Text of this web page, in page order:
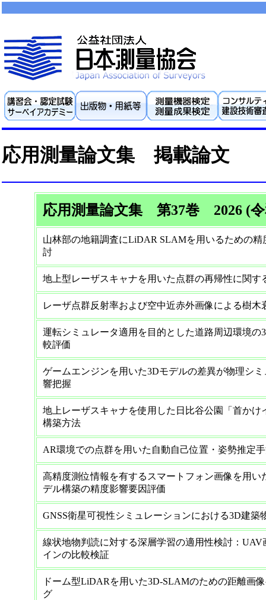
応用測量論文集 掲載論文
応用測量論文集 第37巻 2026 (令
山林部の地籍調査にLiDAR SLAMを用いるための
討
地上型レーザスキャナを用いた点群の再帰性に関す
レーザ点群反射率および空中近赤外画像による樹木
運転シミュレータ適用を目的とした道路周辺環境の
較評価
ゲームエンジンを用いた3Dモデルの差異が物理シ
響把握
地上レーザスキャナを使用した日比谷公園「首かけ
構築方法
AR環境での点群を用いた自動自己位置・姿勢推定
高精度測位情報を有するスマートフォン画像を用い
デル構築の精度影響要因評価
GNSS衛星可視性シミュレーションにおける3D建築
線状地物判読に対する深層学習の適用性検討：
インの比較検証
ドーム型LiDARを用いた3D-SLAMのための距離画
グ